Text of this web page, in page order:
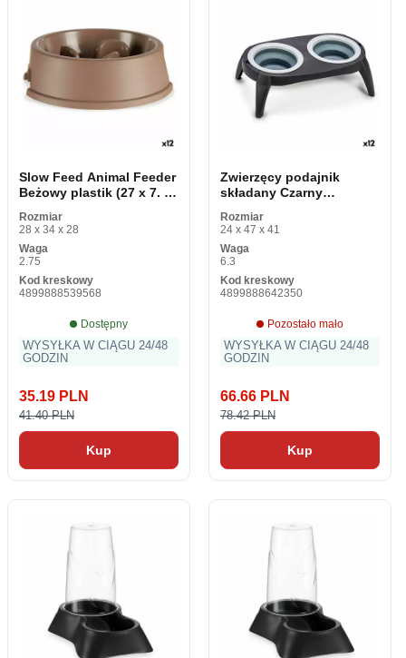
Slow Feed Animal Feeder
Beżowy plastik (27 x 7. 5
Rozmiar
28 x 34 x 28
Waga
2.75
Kod kreskowy
4899888539568
Dostępny
WYSYŁKA W CIĄGU 24/48
GODZIN
35.19 PLN
41.40 PLN
Kup
Zwierzęcy podajnik
składany Czarny
x 9 cm (12 sztuk)
Rozmiar
24 x 47 x 41
Waga
6.3
Kod kreskowy
4899888642350
Pozostało mało
WYSYŁKA W CIĄGU 24/48
GODZIN
66.66 PLN
78.42 PLN
Kup